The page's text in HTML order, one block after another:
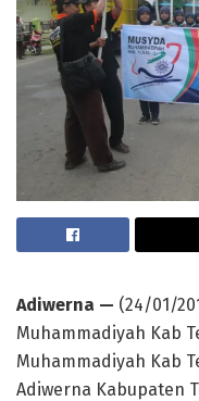
Adiwerna — (24/01/
Muhammadiyah Kab
Muhammadiyah Kab
Adiwerna Kabupaten